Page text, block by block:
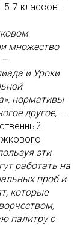
7 классов.
множество
и Уроки
нормативы
другое, –
эти
работать на
проб и
которые
палитру с